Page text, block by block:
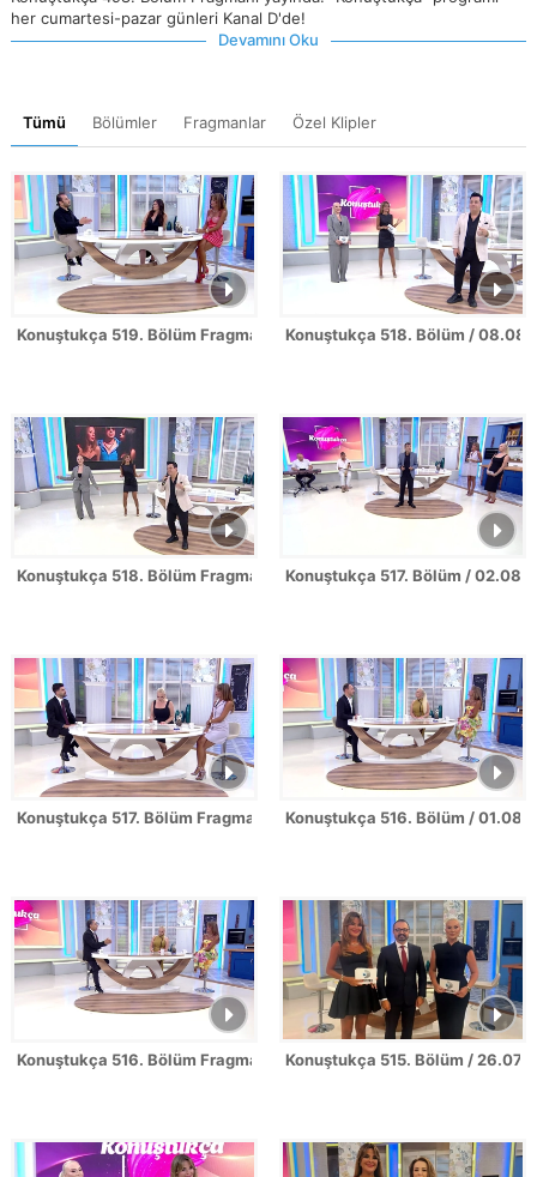
her cumartesi-pazar günleri Kanal D'de!
Devamını Oku
Tümü Bölümler Fragmanlar Özel Klipler
Konuştukça 519. Bölüm Fragmanı Konuştukça 518. Bölüm /
Konuştukça 518. Bölüm Fragmanı Konuştukça 517. Bölüm /
Konuştukça 517. Bölüm Fragmanı Konuştukça 516. Bölüm /
Konuştukça 516. Bölüm Fragmanı Konuştukça 515. Bölüm /